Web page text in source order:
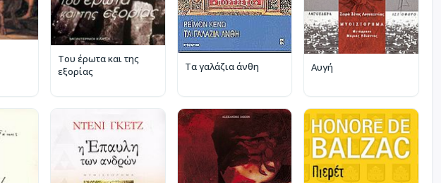
Του έρωτα και της
εξορίας
Τα γαλάζια άνθη Αυγή